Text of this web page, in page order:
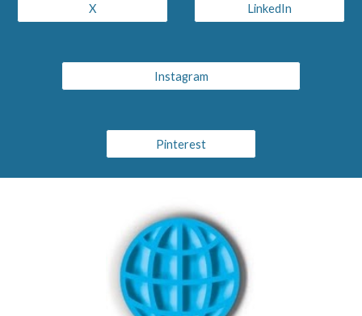
X LinkedIn
Instagram
Pinterest